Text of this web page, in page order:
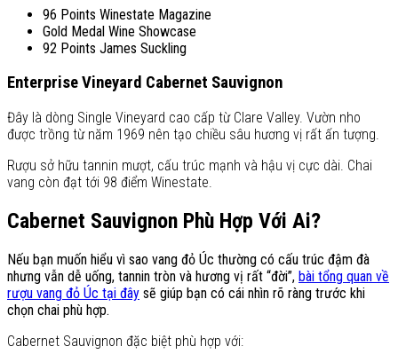
96 Points Winestate Magazine
Gold Medal Wine Showcase
92 Points James Suckling
Enterprise Vineyard Cabernet Sauvignon
Đây là dòng Single Vineyard cao cấp từ Clare Valley. Vườn nho
được trồng từ năm 1969 nên tạo chiều sâu hương vị rất ấn tượng.
Rượu sở hữu tannin mượt, cấu trúc mạnh và hậu vị cực dài. Chai
vang còn đạt tới 98 điểm Winestate.
Cabernet Sauvignon Phù Hợp Với Ai?
Nếu bạn muốn hiểu vì sao vang đỏ Úc thường có cấu trúc đậm đà
nhưng vẫn dễ uống, tannin tròn và hương vị rất “đời”, bài tổng quan về
rượu vang đỏ Úc tại đây sẽ giúp bạn có cái nhìn rõ ràng trước khi
chọn chai phù hợp.
Cabernet Sauvignon đặc biệt phù hợp với: